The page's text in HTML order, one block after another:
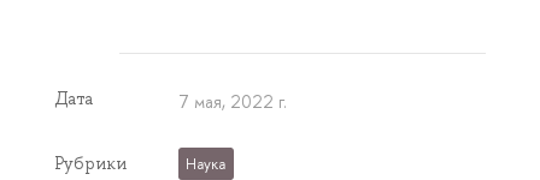
Дата 7 мая, 2022 г.
Рубрики Наука